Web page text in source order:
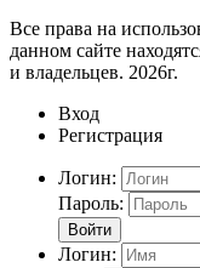
Все права на
данном сайте
и владельцев. 2026г.
Вход
Регистрация
Логин:
Пароль:
Войти
Логин: